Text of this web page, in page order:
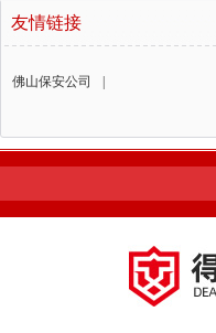
友情链接
佛山保安公司